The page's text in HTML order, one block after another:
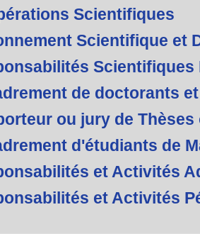
Scientifiques
Scientifique et
Scientifiques
de doctorants
ou jury de Thèses
d'étudiants de
et Activités
et Activités